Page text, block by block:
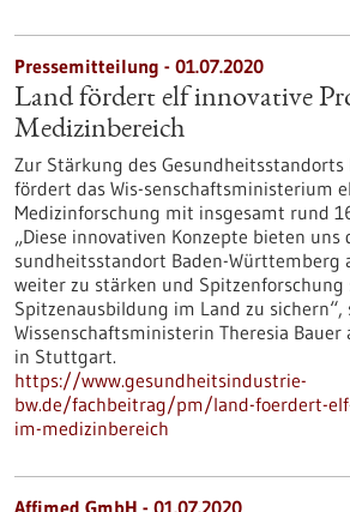
Pressemitteilung - 01.07.2020
Land fördert elf innovative
Medizinbereich
Zur Stärkung des Gesundheitsstandorts
fördert das Wis-senschaftsministerium
Medizinforschung mit insgesamt rund
„Diese innovativen Konzepte bieten uns
sundheitsstandort Baden-Württemberg
weiter zu stärken und Spitzenforschung
Spitzenausbildung im Land zu sichern“,
Wissenschaftsministerin Theresia Bauer
in Stuttgart.
https://www.gesundheitsindustrie-
bw.de/fachbeitrag/pm/land-foerdert-
im-medizinbereich
Affimed GmbH - 01.07.2020